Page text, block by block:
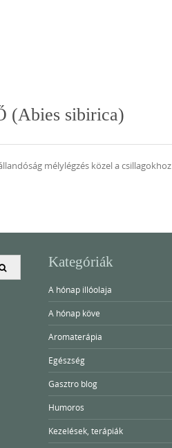
(Abies sibirica)
mélylégzés közel a csillagokhoz
Kategóriák
A hónap illóolaja
A hónap köve
Aromaterápia
Egészség
Gasztro blog
Humoros
Kezelések, terápiák